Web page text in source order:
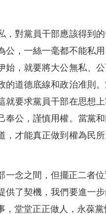
對黨員干部應該得到
公，一絲一毫都不能私
，就要將大公無私、
道德底線和政治准則
要求黨員干部在思想上
公，謹慎用權。當黨
才能真正做到權為民
一念之間，但擺正二者
供了契機，我們要進一
堂堂正正做人，永葆黨